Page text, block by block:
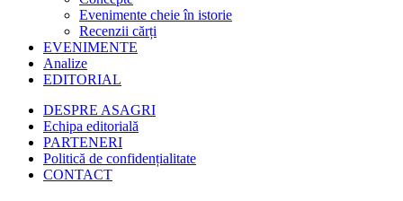
Evenimente cheie în istorie
Recenzii cărți
EVENIMENTE
Analize
EDITORIAL
DESPRE ASAGRI
Echipa editorială
PARTENERI
Politică de confidențialitate
CONTACT